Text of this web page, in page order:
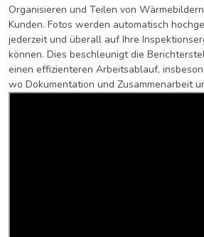
Organisieren und Teilen von
Kunden. Fotos werden automatisch
jederzeit und überall auf Ihre
können. Dies beschleunigt die
einen effizienteren Arbeitsablauf,
wo Dokumentation und Zusammenarbeit